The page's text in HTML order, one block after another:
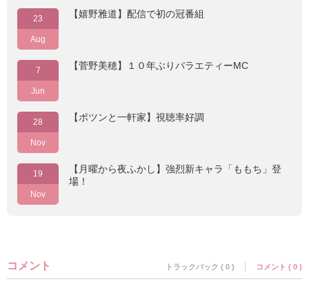
23
Aug
【嬉野雅道】配信で初の冠番組
7
Jun
【菅野美穂】１０年ぶりバラエティーMC
28
Nov
【ポツンと一軒家】視聴率好調
19
Nov
【月曜から夜ふかし】強烈新キャラ「ももち」登
場！
コメント トラックバック ( 0 ) コメント ( 0 )